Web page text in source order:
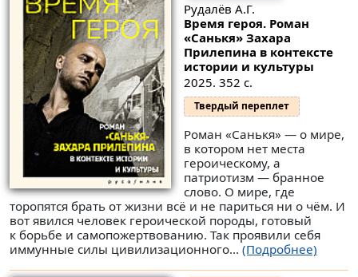
Рудалёв А.Г.
Время героя. Роман
«Санькя» Захара
Прилепина в контексте
истории и культуры
2025. 352 с.
Твердый переплет
Роман «Санькя» — о мире,
в котором нет места
героическому, а
патриотизм — бранное
слово. О мире, где
торопятся брать от жизни всё и не париться ни о чём. И
вот явился человек героической породы, готовый
к борьбе и самопожертвованию. Так проявили себя
иммунные силы цивилизационного... (Подробнее)